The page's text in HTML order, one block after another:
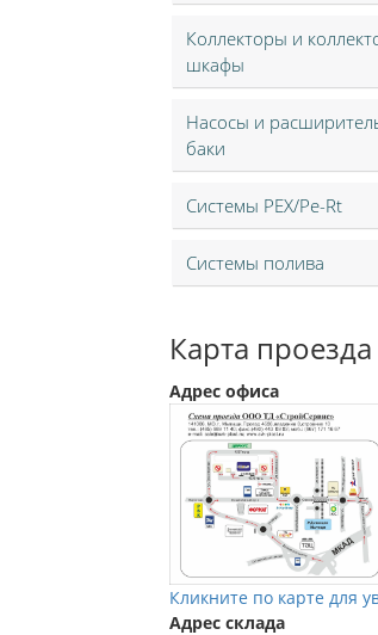
Коллекторы и
шкафы
Насосы и
баки
Системы PEX/Pe-Rt
Системы полива
Карта проезда
Адрес офиса
Кликните по карте для
Адрес склада